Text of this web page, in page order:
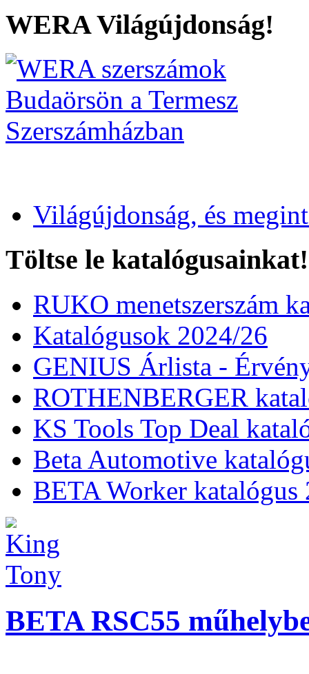
WERA Világújdonság!
Világújdonság, és
Töltse le katalógusainkat!
RUKO menetszerszám
Katalógusok 2024/26
GENIUS Árlista -
ROTHENBERGER
KS Tools Top Deal
Beta Automotive
BETA Worker katalógus
BETA RSC55